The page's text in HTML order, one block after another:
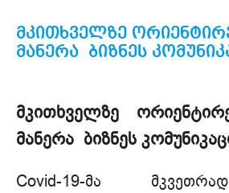
მკითხველზე
მანერა ბიზნეს
მკითხველზე
მანერა ბიზნეს
Covid-19-მა